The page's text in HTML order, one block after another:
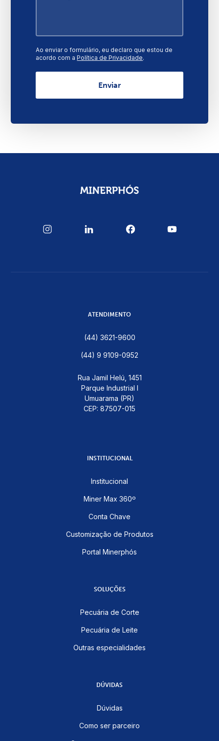
Ao enviar o formulário, eu declaro que estou de
acordo com aPolítica de Privacidade.
ATENDIMENTO
(44) 3621-9600
(44) 9 9109-0952
Rua Jamil Helú, 1451
Parque Industrial I
Umuarama (PR)
CEP: 87507-015
INSTITUCIONAL
Institucional
Miner Max 360º
Conta Chave
Customização de Produtos
Portal Minerphós
SOLUÇÕES
Pecuária de Corte
Pecuária de Leite
Outras especialidades
DÚVIDAS
Dúvidas
Como ser parceiro